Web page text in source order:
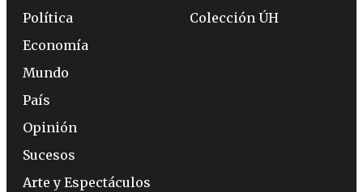
Política
Economía
Mundo
País
Opinión
Sucesos
Arte y Espectáculos
Colección ÚH